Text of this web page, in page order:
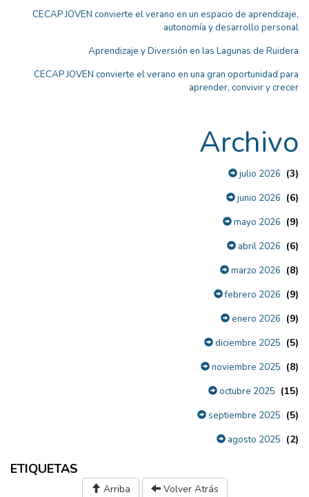
CECAP JOVEN convierte el verano en un espacio de aprendizaje,
autonomía y desarrollo personal
Aprendizaje y Diversión en las Lagunas de Ruidera
CECAP JOVEN convierte el verano en una gran oportunidad para
aprender, convivir y crecer
Archivo
julio 2026 (3)
junio 2026 (6)
mayo 2026 (9)
abril 2026 (6)
marzo 2026 (8)
febrero 2026 (9)
enero 2026 (9)
diciembre 2025 (5)
noviembre 2025 (8)
octubre 2025 (15)
septiembre 2025 (5)
agosto 2025 (2)
ETIQUETAS
Arriba Volver Atrás